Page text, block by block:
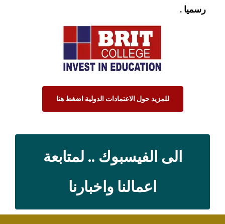
رسميا .
للمزيد حول الاعتمادات الدولية اضغط هنا
الى الفيسبوك .. لمتابعة
اعمالنا واخبارنا